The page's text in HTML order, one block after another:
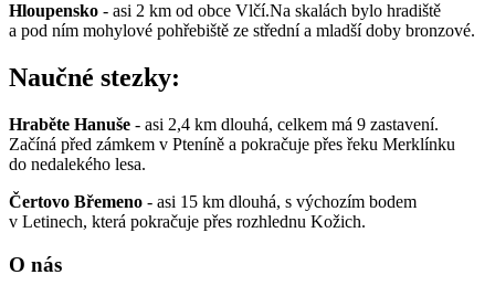
Hloupensko - asi 2 km od obce Vlčí.Na skalách bylo hradiště
a pod ním mohylové pohřebiště ze střední a mladší doby bronzové.
Naučné stezky:
Hraběte Hanuše - asi 2,4 km dlouhá, celkem má 9 zastavení.
Začíná před zámkem v Pteníně a pokračuje přes řeku Merklínku
do nedalekého lesa.
Čertovo Břemeno - asi 15 km dlouhá, s výchozím bodem
v Letinech, která pokračuje přes rozhlednu Kožich.
O nás